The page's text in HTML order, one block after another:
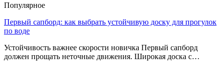
Популярное
Первый сапборд: как выбрать устойчивую доску для прогулок
по воде
Устойчивость важнее скорости новичка Первый сапборд
должен прощать неточные движения. Широкая доска с…